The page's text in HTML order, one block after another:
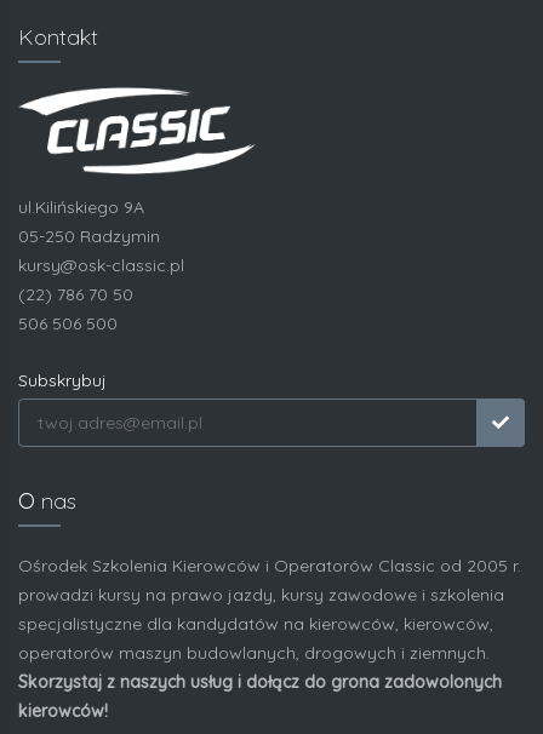
Kontakt
ul.Kilińskiego 9A
05-250 Radzymin
kursy@osk-classic.pl
(22) 786 70 50
506 506 500
Subskrybuj
O nas
Ośrodek Szkolenia Kierowców i Operatorów Classic od 2005 r.
prowadzi kursy na prawo jazdy, kursy zawodowe i szkolenia
specjalistyczne dla kandydatów na kierowców, kierowców,
operatorów maszyn budowlanych, drogowych i ziemnych.
Skorzystaj z naszych usług i dołącz do grona zadowolonych
kierowców!